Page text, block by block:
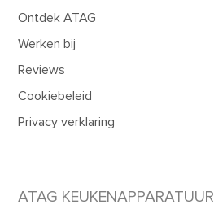
Ontdek ATAG
Werken bij
Reviews
Cookiebeleid
Privacy verklaring
ATAG KEUKENAPPARATUUR